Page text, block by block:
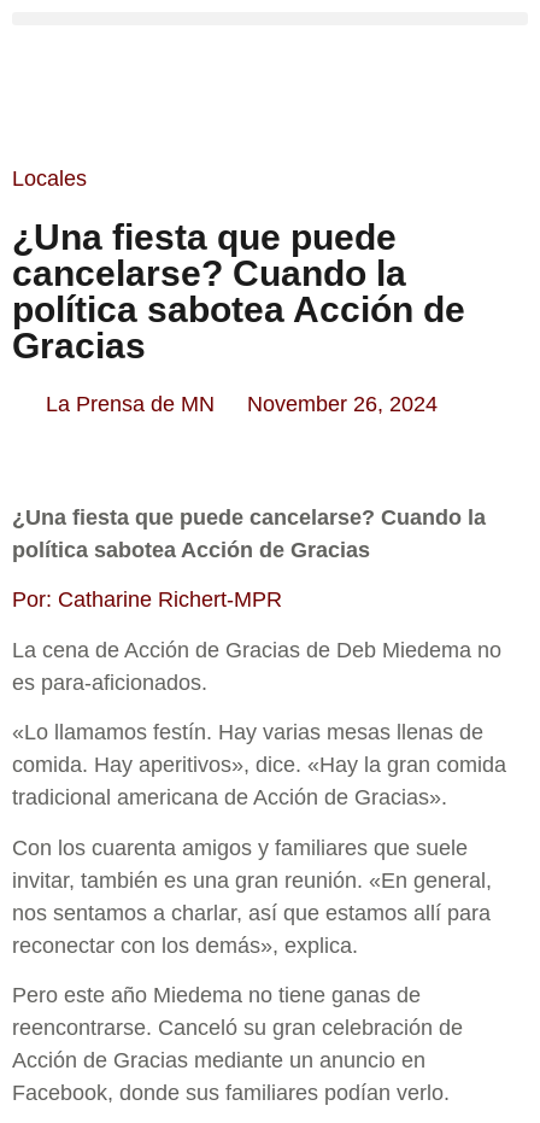
Locales
¿Una fiesta que puede
cancelarse? Cuando la
política sabotea Acción de
Gracias
La Prensa de MN November 26, 2024
¿Una fiesta que puede cancelarse? Cuando la
política sabotea Acción de Gracias
Por: Catharine Richert-MPR
La cena de Acción de Gracias de Deb Miedema no
es para-aficionados.
«Lo llamamos festín. Hay varias mesas llenas de
comida. Hay aperitivos», dice. «Hay la gran comida
tradicional americana de Acción de Gracias».
Con los cuarenta amigos y familiares que suele
invitar, también es una gran reunión. «En general,
nos sentamos a charlar, así que estamos allí para
reconectar con los demás», explica.
Pero este año Miedema no tiene ganas de
reencontrarse. Canceló su gran celebración de
Acción de Gracias mediante un anuncio en
Facebook, donde sus familiares podían verlo.